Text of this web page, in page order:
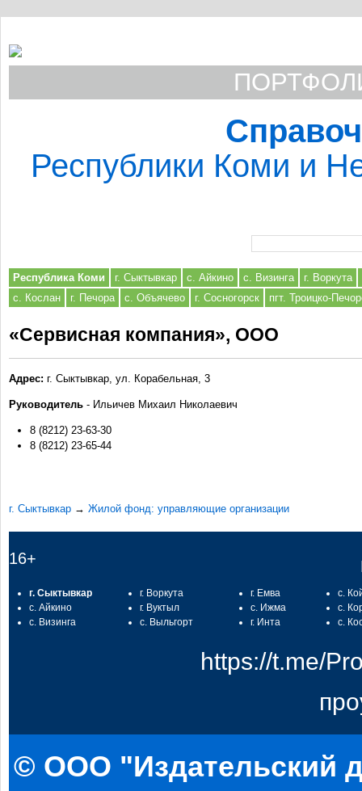
Республики Коми и
Республика Коми г. Сыктывкар с. Айкино с. Визинга
г. Воркута
с. Кослан
г. Печора с. Объячево г. Сосногорск пгт. Троицко-
«Сервисная компания», ООО
Адрес: г. Сыктывкар, ул. Корабельная, 3
Руководитель - Ильичев Михаил Николаевич
8 (8212) 23-63-30
8 (8212) 23-65-44
г. Сыктывкар → Жилой фонд: управляющие организации
16+
г. Сыктывкар
с. Айкино
с. Визинга
г. Воркута
г. Вуктыл
с. Выльгорт
г. Емва
с. Ижма
г. Инта
с.
с.
с.
https://t.me/
© ООО "Издательский